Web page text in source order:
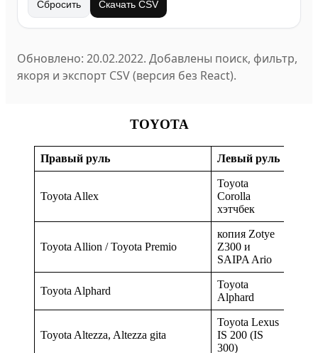
Сбросить Скачать CSV
Обновлено: 20.02.2022. Добавлены поиск, фильтр,
якоря и экспорт CSV (версия без React).
TOYOTA
Правый руль Левый руль
Toyota Allex
Toyota
Corolla
хэтчбек
Toyota Allion / Toyota Premio
копия Zotye
Z300 и
SAIPA Ario
Toyota Alphard
Toyota
Alphard
Toyota Altezza, Altezza gita
Toyota Lexus
IS 200 (IS
300)